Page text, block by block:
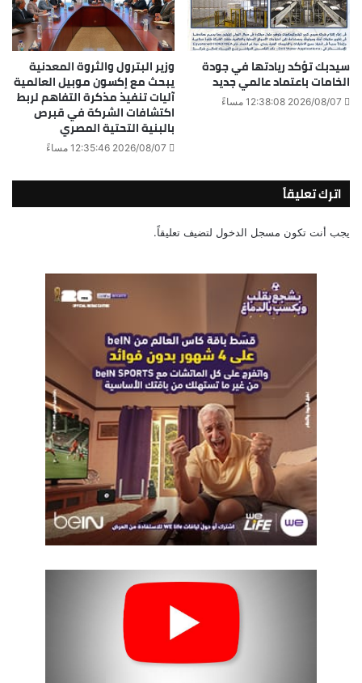
سيدبك تؤكد ريادتها في جودة
الخامات باعتماد عالمي جديد
2026/08/07 12:38:08 مساءً
وزير البترول والثروة المعدنية
يبحث مع إكسون موبيل العالمية
آليات تنفيذ مذكرة التفاهم لربط
اكتشافات الشركة في قبرص
بالبنية التحتية المصري
2026/08/07 12:35:46 مساءً
اترك تعليقاً
يجب أنت تكون مسجل الدخول لتضيف تعليقاً.